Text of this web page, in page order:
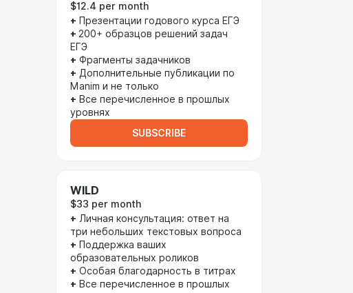
$12.4 per month
+ Презентации годового курса ЕГЭ
+ 200+ образцов решений задач
ЕГЭ
+ Фрагменты задачников
+ Дополнительные публикации по
Manim и не только
+ Все перечисленное в прошлых
уровнях
SUBSCRIBE
WILD
$33 per month
+ Личная консультация: ответ на
три небольших текстовых вопроса
+ Поддержка ваших
образовательных роликов
+ Особая благодарность в титрах
+ Все перечисленное в прошлых